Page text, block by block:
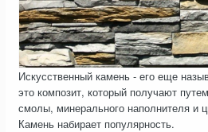
Искусственный камень - его еще
это композит, который получают
смолы, минерального наполнителя и
Камень набирает популярность.